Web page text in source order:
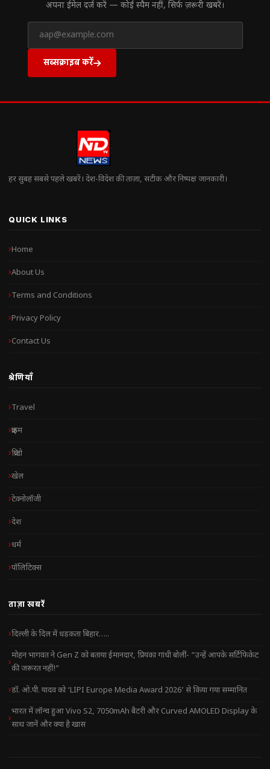
अपना ईमेल दर्ज करें — कोई स्पैम नहीं, सिर्फ ज़रूरी खबरें।
सब्सक्राइब करें
हर सुबह सबसे पहले खबरें। देश-विदेश की ताज़ा, सटीक और निष्पक्ष जानकारी।
QUICK LINKS
Home
About Us
Terms and Conditions
Privacy Policy
Contact Us
श्रेणियाँ
Travel
क्राइम
क्रिप्टो
खेल
टेक्नोलॉजी
देश
धर्म
पॉलिटिक्स
ताज़ा खबरें
दिल्ली के दिल में धड़कता बिहार…..
मोहन भागवत ने Gen Z को बताया ईमानदार, प्रियंका गांधी बोलीं- “उन्हें आपके सर्टिफिकेट
की जरूरत नहीं!”
डॉ. ओ.पी. यादव को ‘LIPI Europe Media Award 2026’ से किया गया सम्मानित
भारत में लॉन्च हुआ Vivo S2, 7050mAh बैटरी और Curved AMOLED Display के
साथ जानें और क्या है खास